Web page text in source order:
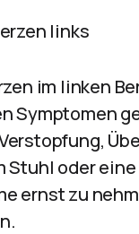
links
im linken
Symptomen
Stuhl oder
ernst zu